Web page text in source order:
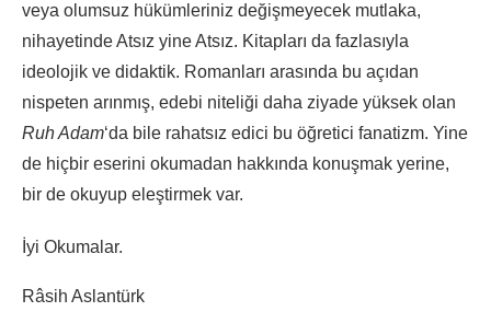
veya olumsuz hükümleriniz değişmeyecek mutlaka,
nihayetinde Atsız yine Atsız. Kitapları da fazlasıyla
ideolojik ve didaktik. Romanları arasında bu açıdan
nispeten arınmış, edebi niteliği daha ziyade yüksek olan
Ruh Adam‘da bile rahatsız edici bu öğretici fanatizm. Yine
de hiçbir eserini okumadan hakkında konuşmak yerine,
bir de okuyup eleştirmek var.
İyi Okumalar.
Râsih Aslantürk